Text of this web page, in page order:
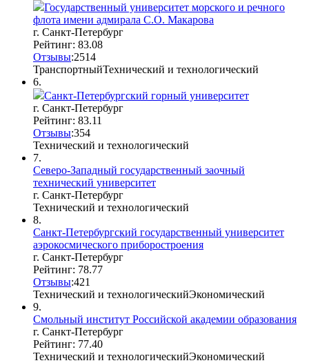
Государственный университет морского и речного
флота имени адмирала С.О. Макарова
г. Санкт-Петербург
Рейтинг: 83.08
Отзывы:2514
ТранспортныйТехнический и технологический
6.
Санкт-Петербургский горный университет
г. Санкт-Петербург
Рейтинг: 83.11
Отзывы:354
Технический и технологический
7.
Северо-Западный государственный заочный
технический университет
г. Санкт-Петербург
Технический и технологический
8.
Санкт-Петербургский государственный университет
аэрокосмического приборостроения
г. Санкт-Петербург
Рейтинг: 78.77
Отзывы:421
Технический и технологическийЭкономический
9.
Смольный институт Российской академии образования
г. Санкт-Петербург
Рейтинг: 77.40
Технический и технологическийЭкономический